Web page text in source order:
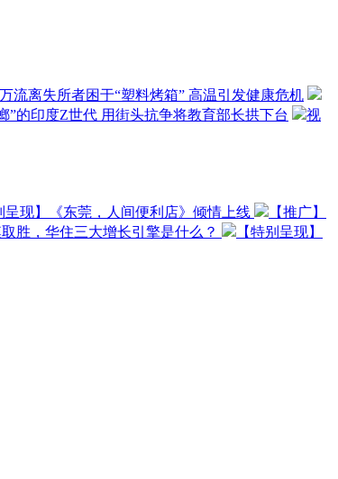
流离失所者困于“塑料烤箱” 高温引发健康危机
”的印度Z世代 用街头抗争将教育部长拱下台
视
呈现】《东莞，人间便利店》倾情上线
【推广】
胜，华住三大增长引擎是什么？
【特别呈现】